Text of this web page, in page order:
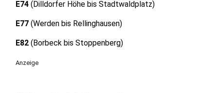
E74 (Dilldorfer Höhe bis Stadtwaldplatz)
E77 (Werden bis Rellinghausen)
E82 (Borbeck bis Stoppenberg)
Anzeige